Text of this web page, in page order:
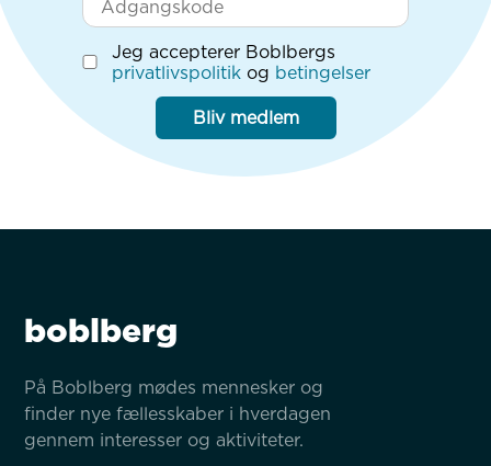
Jeg accepterer Boblbergs
privatlivspolitik og betingelser
Bliv medlem
boblberg
På Boblberg mødes mennesker og
finder nye fællesskaber i hverdagen
gennem interesser og aktiviteter.